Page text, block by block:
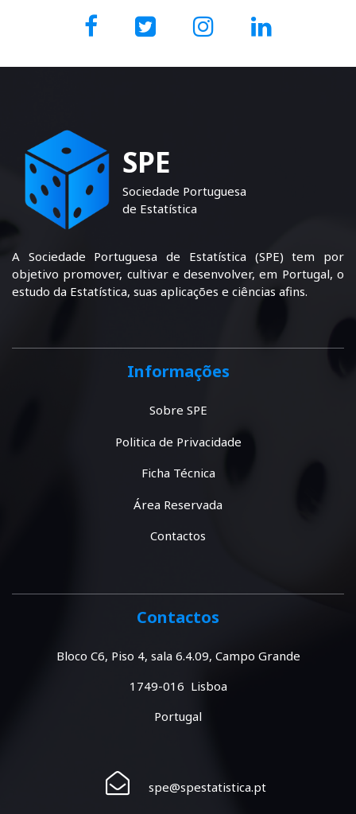
SPE
Sociedade Portuguesa
de Estatística
A Sociedade Portuguesa de Estatística (SPE) tem por
objetivo promover, cultivar e desenvolver, em Portugal, o
estudo da Estatística, suas aplicações e ciências afins.
Informações
Sobre SPE
Politica de Privacidade
Ficha Técnica
Área Reservada
Contactos
Contactos
Bloco C6, Piso 4, sala 6.4.09, Campo Grande
1749-016 Lisboa
Portugal
spe@spestatistica.pt